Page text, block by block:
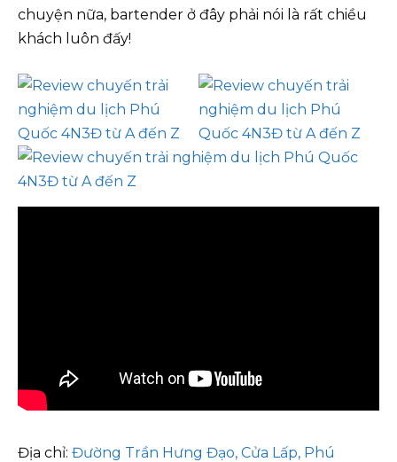
chuyện nữa, bartender ở đây phải nói là rất chiều
khách luôn đấy!
Địa chỉ: Đường Trần Hưng Đạo, Cửa Lấp, Phú